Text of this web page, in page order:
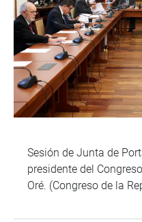
Sesión de Junta de
presidente del
Oré. (Congreso de la